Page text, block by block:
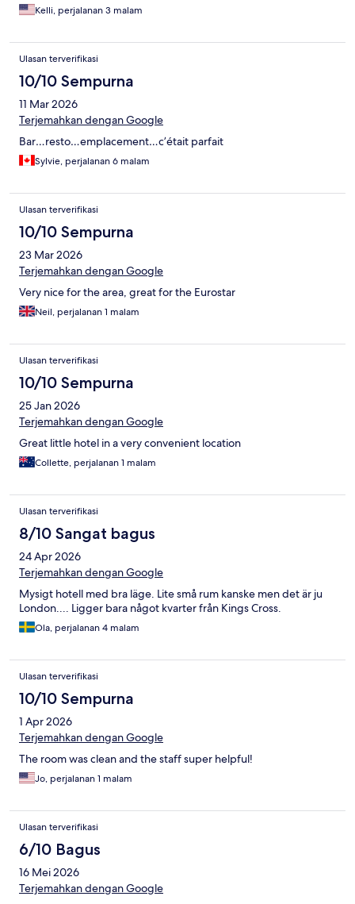
Kelli, perjalanan 3 malam
Ulasan terverifikasi
10/10 Sempurna
11 Mar 2026
Terjemahkan dengan Google
Bar…resto…emplacement…c’était parfait
Sylvie, perjalanan 6 malam
Ulasan terverifikasi
10/10 Sempurna
23 Mar 2026
Terjemahkan dengan Google
Very nice for the area, great for the Eurostar
Neil, perjalanan 1 malam
Ulasan terverifikasi
10/10 Sempurna
25 Jan 2026
Terjemahkan dengan Google
Great little hotel in a very convenient location
Collette, perjalanan 1 malam
Ulasan terverifikasi
8/10 Sangat bagus
24 Apr 2026
Terjemahkan dengan Google
Mysigt hotell med bra läge. Lite små rum kanske men det är ju
London.... Ligger bara något kvarter från Kings Cross.
Ola, perjalanan 4 malam
Ulasan terverifikasi
10/10 Sempurna
1 Apr 2026
Terjemahkan dengan Google
The room was clean and the staff super helpful!
Jo, perjalanan 1 malam
Ulasan terverifikasi
6/10 Bagus
16 Mei 2026
Terjemahkan dengan Google